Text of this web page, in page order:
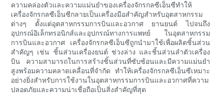
ความคล่องตัวและความแม่นยำของเครื่องจักรกลซีเอ็นซีทำให้
เครื่องจักรกลซีเอ็นซีกลายเป็นเครื่องมือสำคัญสำหรับอุตสาหกรรม
ต่างๆ ตั้งแต่อุตสาหกรรมการบินและอวกาศ ยานยนต์ ไปจนถึง
อุปกรณ์อิเล็กทรอนิกส์และอุปกรณ์ทางการแพทย์ ในอุตสาหกรรม
การบินและอวกาศ เครื่องจักรกลซีเอ็นซีถูกนำมาใช้เพื่อผลิตชิ้นส่วน
สำคัญๆ เช่น ชิ้นส่วนเครื่องยนต์ ช่วงล่าง และชิ้นส่วนลำตัวเครื่อง
บิน ความสามารถในการสร้างชิ้นส่วนที่ซับซ้อนและมีความแม่นยำ
สูงพร้อมความคลาดเคลื่อนที่จำกัด ทำให้เครื่องจักรกลซีเอ็นซีเหมาะ
อย่างยิ่งสำหรับการใช้งานในอุตสาหกรรมการบินและอวกาศที่ความ
ปลอดภัยและความน่าเชื่อถือเป็นสิ่งสำคัญที่สุด